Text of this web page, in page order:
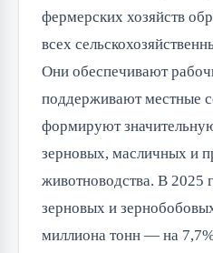
фермерских хозяйств
всех
Они обеспечивают
поддерживают местные
формируют
зерновых, масличных и
животноводства. В 2025
зерновых и
миллиона тонн — на